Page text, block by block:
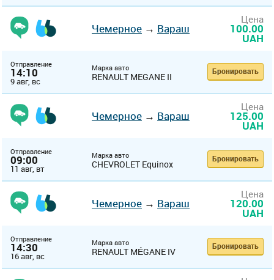
Чемерное → Вараш
Цена
100.00
UAH
Отправление
14:10
9 авг, вс
Марка авто
RENAULT MEGANE II Бронировать
Чемерное → Вараш
Цена
125.00
UAH
Отправление
09:00
11 авг, вт
Марка авто
CHEVROLET Equinox Бронировать
Чемерное → Вараш
Цена
120.00
UAH
Отправление
14:30
16 авг, вс
Марка авто
RENAULT MÉGANE IV Бронировать